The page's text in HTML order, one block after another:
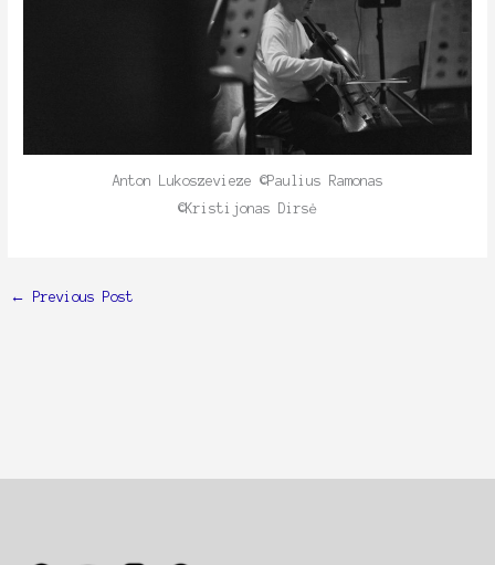
Anton Lukoszevieze ©Paulius Ramonas
©Kristijonas Dirsė
← Previous Post